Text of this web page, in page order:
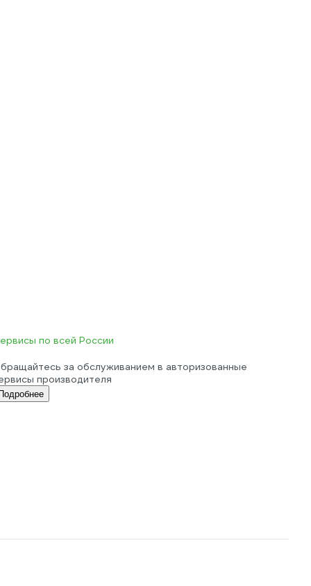
по всей России
за обслуживанием в авторизованные
производителя